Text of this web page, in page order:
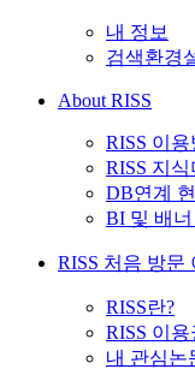
내 정보
검색환경
About RISS
RISS 이용
RISS 지식
DB연계
BI 및 배
RISS 처음 방문
RISS란?
RISS 이
내 관심논